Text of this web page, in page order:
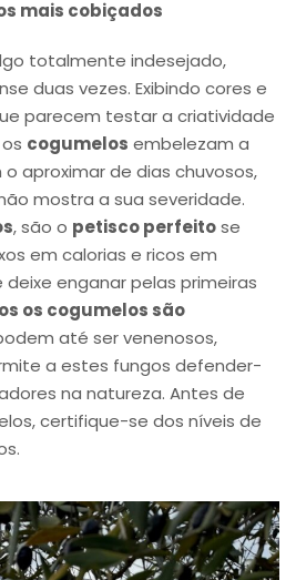
mais cobiçados
totalmente indesejado,
duas vezes. Exibindo cores e
parecem testar a criatividade
cogumelos embelezam a
aproximar de dias chuvosos,
mostra a sua severidade.
, são o petisco perfeitose
em calorias e ricos em
enganar pelas primeiras
os cogumelos são
até ser venenosos,
a estes fungos defender-
na natureza. Antes de
certifique-se dos níveis de